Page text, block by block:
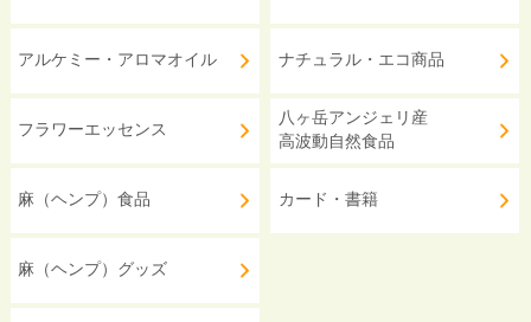
アルケミー・アロマオイル
フラワーエッセンス
麻（ヘンプ）食品
麻（ヘンプ）グッズ
ナチュラル・エコ商品
八ヶ岳アンジェリ産
高波動自然食品
カード・書籍